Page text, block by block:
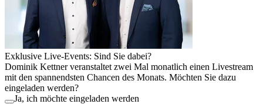
Exklusive Live-Events: Sind Sie dabei?
Dominik Kettner veranstaltet zwei Mal monatlich einen Livestream
mit den spannendsten Chancen des Monats. Möchten Sie dazu
eingeladen werden?
Ja, ich möchte eingeladen werden